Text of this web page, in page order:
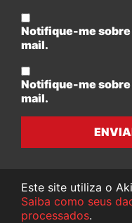
Notifique-me
mail.
Notifique-me
mail.
Este site utiliza o
Saiba como seus
processados.